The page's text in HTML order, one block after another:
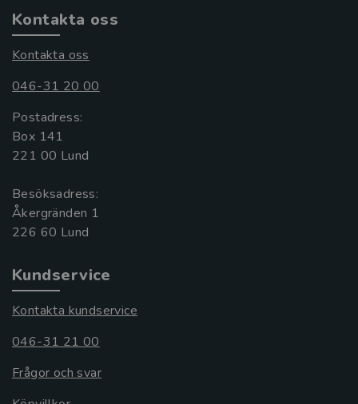
Kontakta oss
Kontakta oss
046-31 20 00
Postadress:
Box 141
221 00 Lund
Besöksadress:
Åkergränden 1
Kundservice
Kontakta kundservice
046-31 21 00
Frågor och svar